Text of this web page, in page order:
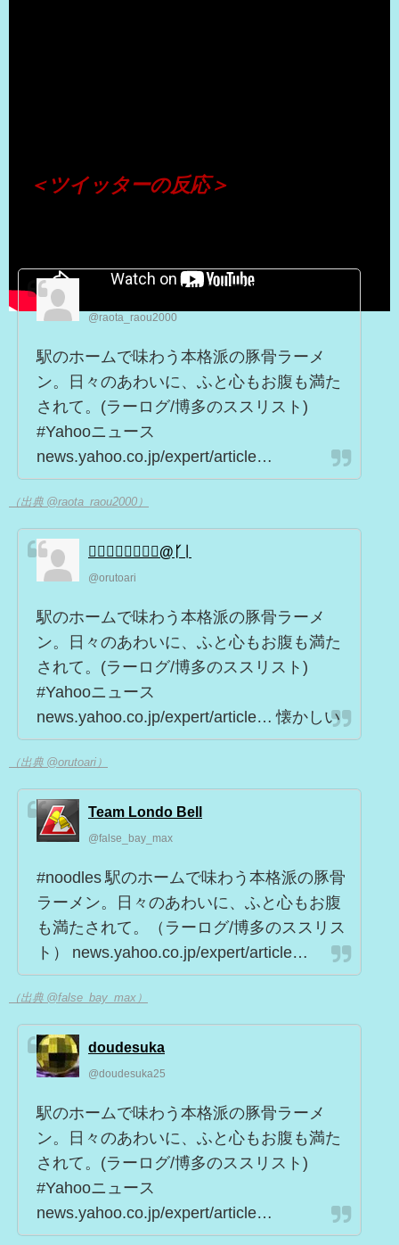
＜ツイッターの反応＞
らオタのラ王【世紀末覇者】
@raota_raou2000
駅のホームで味わう本格派の豚骨ラーメ
ン。日々のあわいに、ふと心もお腹も満た
されて。(ラーログ/博多のススリスト)
#Yahooニュース
news.yahoo.co.jp/expert/article…
（出典 @raota_raou2000）
诡⃠秘⃠之⃠主⃠@ᚴᛁ
@orutoari
駅のホームで味わう本格派の豚骨ラーメ
ン。日々のあわいに、ふと心もお腹も満た
されて。(ラーログ/博多のススリスト)
#Yahooニュース
news.yahoo.co.jp/expert/article… 懐かしい
（出典 @orutoari）
Team Londo Bell
@false_bay_max
#noodles 駅のホームで味わう本格派の豚骨
ラーメン。日々のあわいに、ふと心もお腹
も満たされて。（ラーログ/博多のススリス
ト） news.yahoo.co.jp/expert/article…
（出典 @false_bay_max）
doudesuka
@doudesuka25
駅のホームで味わう本格派の豚骨ラーメ
ン。日々のあわいに、ふと心もお腹も満た
されて。(ラーログ/博多のススリスト)
#Yahooニュース
news.yahoo.co.jp/expert/article…